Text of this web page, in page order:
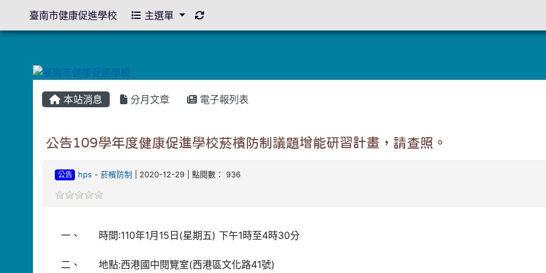
本站消息 分月文章 電子報列表
公告109學年度健康促進學校菸檳防制議題增能研習計畫，請查照。
公告 hps -菸檳防制 | 2020-12-29 | 點閱數： 936
一、 時間:110年1月15日(星期五) 下午1時至4時30分
二、 地點:西港國中閱覽室(西港區文化路41號)
臺南市健康促進學校 主選單 重新取得佈景設定